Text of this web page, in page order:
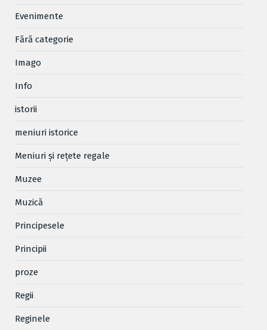
Evenimente
Fără categorie
Imago
Info
istorii
meniuri istorice
Meniuri și rețete regale
Muzee
Muzică
Principesele
Principii
proze
Regii
Reginele